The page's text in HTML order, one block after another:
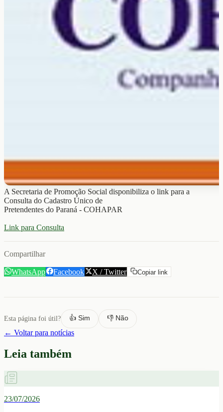
A Secretaria de Promoção Social disponibiliza o link para a
Consulta do Cadastro Único de
Pretendentes do Paraná - COHAPAR
Link para Consulta
Compartilhar
WhatsApp Facebook X / Twitter Copiar link
Esta página foi útil? 👍 Sim 👎 Não
← Voltar para notícias
Leia também
23/07/2026